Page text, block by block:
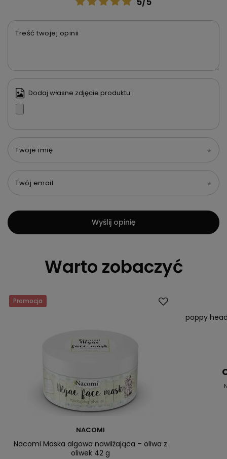
Treść twojej opinii
Dodaj własne zdjęcie produktu:
Twoje imię
Twój email
Wyślij opinię
Warto zobaczyć
Promocja
NACOMI
Nacomi Maska algowa nawilżająca – oliwa z
oliwek 42 g
poppy